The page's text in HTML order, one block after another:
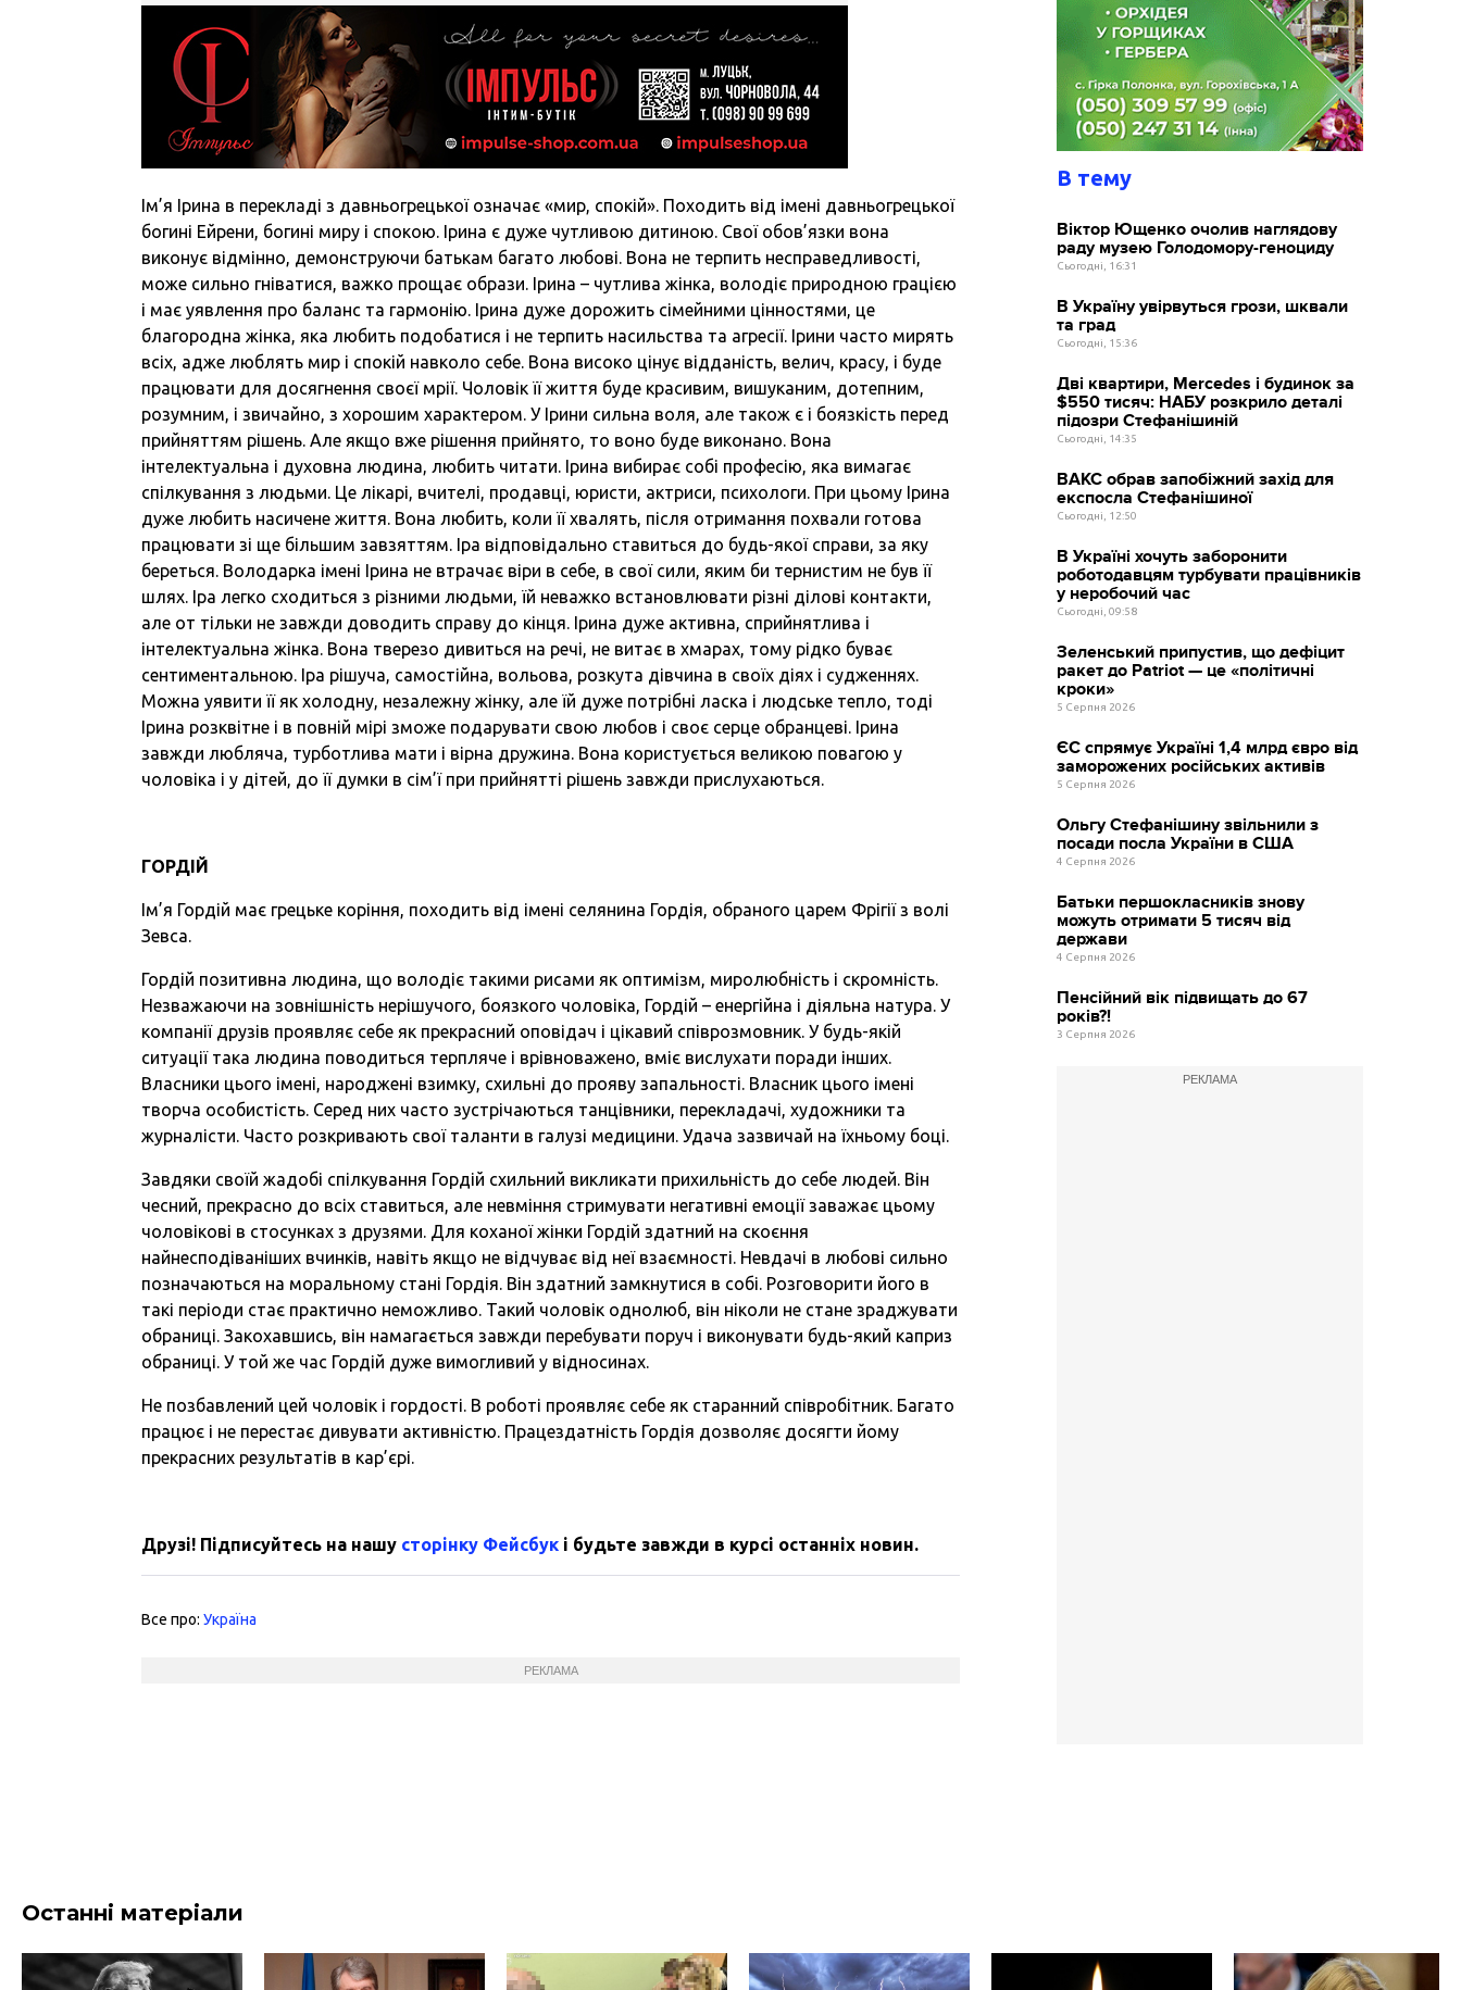
Ім’я Ірина в перекладі з давньогрецької означає «мир, спокій». Походить від імені давньогрецької
богині Ейрени, богині миру і спокою. Ірина є дуже чутливою дитиною. Свої обов’язки вона
виконує відмінно, демонструючи батькам багато любові. Вона не терпить несправедливості,
може сильно гніватися, важко прощає образи. Ірина – чутлива жінка, володіє природною грацією
і має уявлення про баланс та гармонію. Ірина дуже дорожить сімейними цінностями, це
благородна жінка, яка любить подобатися і не терпить насильства та агресії. Ірини часто мирять
всіх, адже люблять мир і спокій навколо себе. Вона високо цінує відданість, велич, красу, і буде
працювати для досягнення своєї мрії. Чоловік її життя буде красивим, вишуканим, дотепним,
розумним, і звичайно, з хорошим характером. У Ірини сильна воля, але також є і боязкість перед
прийняттям рішень. Але якщо вже рішення прийнято, то воно буде виконано. Вона
інтелектуальна і духовна людина, любить читати. Ірина вибирає собі професію, яка вимагає
спілкування з людьми. Це лікарі, вчителі, продавці, юристи, актриси, психологи. При цьому Ірина
дуже любить насичене життя. Вона любить, коли її хвалять, після отримання похвали готова
працювати зі ще більшим завзяттям. Іра відповідально ставиться до будь-якої справи, за яку
береться. Володарка імені Ірина не втрачає віри в себе, в свої сили, яким би тернистим не був її
шлях. Іра легко сходиться з різними людьми, їй неважко встановлювати різні ділові контакти,
але от тільки не завжди доводить справу до кінця. Ірина дуже активна, сприйнятлива і
інтелектуальна жінка. Вона тверезо дивиться на речі, не витає в хмарах, тому рідко буває
сентиментальною. Іра рішуча, самостійна, вольова, розкута дівчина в своїх діях і судженнях.
Можна уявити її як холодну, незалежну жінку, але їй дуже потрібні ласка і людське тепло, тоді
Ірина розквітне і в повній мірі зможе подарувати свою любов і своє серце обранцеві. Ірина
завжди любляча, турботлива мати і вірна дружина. Вона користується великою повагою у
чоловіка і у дітей, до її думки в сім’ї при прийнятті рішень завжди прислухаються.
ГОРДІЙ
Ім’я Гордій має грецьке коріння, походить від імені селянина Гордія, обраного царем Фрігії з волі
Зевса.
Гордій позитивна людина, що володіє такими рисами як оптимізм, миролюбність і скромність.
Незважаючи на зовнішність нерішучого, боязкого чоловіка, Гордій – енергійна і діяльна натура. У
компанії друзів проявляє себе як прекрасний оповідач і цікавий співрозмовник. У будь-якій
ситуації така людина поводиться терпляче і врівноважено, вміє вислухати поради інших.
Власники цього імені, народжені взимку, схильні до прояву запальності. Власник цього імені
творча особистість. Серед них часто зустрічаються танцівники, перекладачі, художники та
журналісти. Часто розкривають свої таланти в галузі медицини. Удача зазвичай на їхньому боці.
Завдяки своїй жадобі спілкування Гордій схильний викликати прихильність до себе людей. Він
чесний, прекрасно до всіх ставиться, але невміння стримувати негативні емоції заважає цьому
чоловікові в стосунках з друзями. Для коханої жінки Гордій здатний на скоєння
найнесподіваніших вчинків, навіть якщо не відчуває від неї взаємності. Невдачі в любові сильно
позначаються на моральному стані Гордія. Він здатний замкнутися в собі. Розговорити його в
такі періоди стає практично неможливо. Такий чоловік однолюб, він ніколи не стане зраджувати
обраниці. Закохавшись, він намагається завжди перебувати поруч і виконувати будь-який каприз
обраниці. У той же час Гордій дуже вимогливий у відносинах.
Не позбавлений цей чоловік і гордості. В роботі проявляє себе як старанний співробітник. Багато
працює і не перестає дивувати активністю. Працездатність Гордія дозволяє досягти йому
прекрасних результатів в кар’єрі.
Друзі! Підписуйтесь на нашу сторінку Фейсбук і будьте завжди в курсі останніх новин.
Все про:Україна
РЕКЛАМА
В тему
Віктор Ющенко очолив наглядову
раду музею Голодомору-геноциду
Сьогодні, 16:31
В Україну увірвуться грози, шквали
та град
Сьогодні, 15:36
Дві квартири, Mercedes і будинок за
$550 тисяч: НАБУ розкрило деталі
підозри Стефанішиній
Сьогодні, 14:35
ВАКС обрав запобіжний захід для
експосла Стефанішиної
Сьогодні, 12:50
В Україні хочуть заборонити
роботодавцям турбувати працівників
у неробочий час
Сьогодні, 09:58
Зеленський припустив, що дефіцит
ракет до Patriot — це «політичні
кроки»
5 Серпня 2026
ЄС спрямує Україні 1,4 млрд євро від
заморожених російських активів
5 Серпня 2026
Ольгу Стефанішину звільнили з
посади посла України в США
4 Серпня 2026
Батьки першокласників знову
можуть отримати 5 тисяч від
держави
4 Серпня 2026
Пенсійний вік підвищать до 67
років?!
3 Серпня 2026
РЕКЛАМА
Останні матеріали